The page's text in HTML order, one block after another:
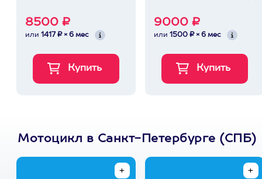
8500 ₽
или 1417 ₽ × 6 мес
9000 ₽
или 1500 ₽ × 6 мес
Мотоцикл в Санкт-Петербурге (СПБ)